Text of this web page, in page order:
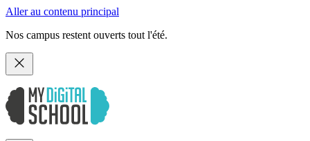
Aller au contenu principal
Nos campus restent ouverts tout l'été.